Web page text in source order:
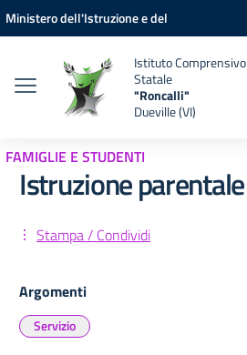
Vai ai contenuti
Vai al menu di navigazione
Vai al footer
Ministero dell'Istruzione e del
Istituto Comprensivo
Statale
"Roncalli"
Dueville (VI)
FAMIGLIE E STUDENTI
Istruzione parentale
Stampa / Condividi
Argomenti
Servizio